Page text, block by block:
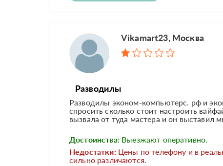
Vikamart23, Москва
Разводилы
Разводилы эконом-компьютерс. рф и
спросить сколько стоит настроить
вызвала от туда мастера и он выставил
Достоинства: Выезжают оперативно.
Недостатки: Цены по телефону и в
сильно различаются.